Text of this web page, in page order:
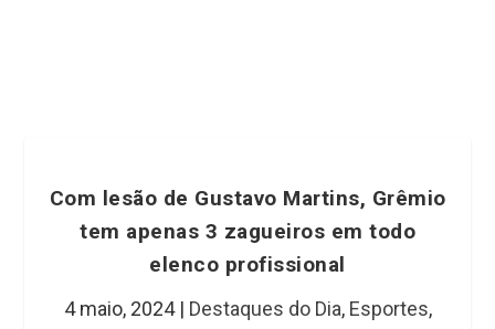
Com lesão de Gustavo Martins, Grêmio
tem apenas 3 zagueiros em todo
elenco profissional
4 maio, 2024| Destaques do Dia, Esportes,